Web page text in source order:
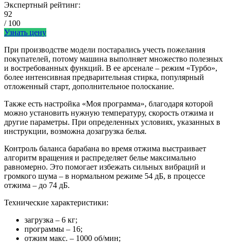
Экспертный рейтинг:
92
/ 100
Узнать цену
При производстве модели постарались учесть пожелания
покупателей, потому машина выполняет множество полезных
и востребованных функций. В ее арсенале – режим «Турбо»,
более интенсивная предварительная стирка, популярный
отложенный старт, дополнительное полоскание.
Также есть настройка «Моя программа», благодаря которой
можно установить нужную температуру, скорость отжима и
другие параметры. При определенных условиях, указанных в
инструкции, возможна дозагрузка белья.
Контроль баланса барабана во время отжима выстраивает
алгоритм вращения и распределяет белье максимально
равномерно. Это помогает избежать сильных вибраций и
громкого шума – в нормальном режиме 54 дБ, в процессе
отжима – до 74 дБ.
Технические характеристики:
загрузка – 6 кг;
программы – 16;
отжим макс. – 1000 об/мин;